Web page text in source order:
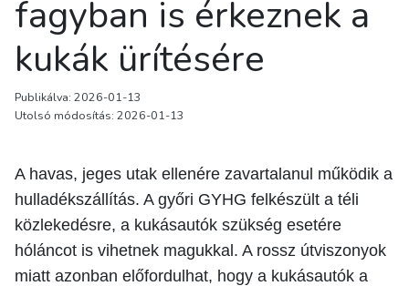
fagyban is érkeznek a
kukák ürítésére
Publikálva: 2026-01-13
Utolsó módosítás: 2026-01-13
A havas, jeges utak ellenére zavartalanul működik a
hulladékszállítás. A győri GYHG felkészült a téli
közlekedésre, a kukásautók szükség esetére
hóláncot is vihetnek magukkal. A rossz útviszonyok
miatt azonban előfordulhat, hogy a kukásautók a